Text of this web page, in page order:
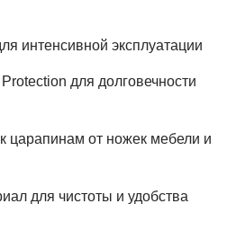
интенсивной эксплуатации
для долговечности
царапинам от ножек мебели и
для чистоты и удобства